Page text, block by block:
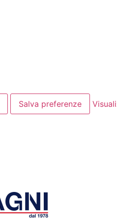
Salva preferenze